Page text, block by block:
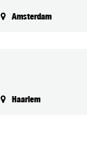
Amsterdam
Haarlem